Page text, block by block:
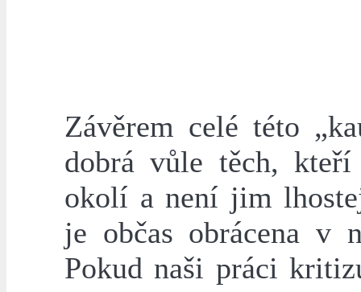
Závěrem celé této
dobrá vůle těch,
okolí a není jim
je občas obrácena v
Pokud naši práci